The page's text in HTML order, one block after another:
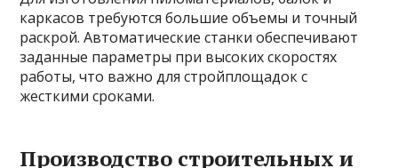
каркасов требуются большие объемы и точный
раскрой. Автоматические станки обеспечивают
заданные параметры при высоких скоростях
работы, что важно для стройплощадок с
жесткими сроками.
Производство строительных и